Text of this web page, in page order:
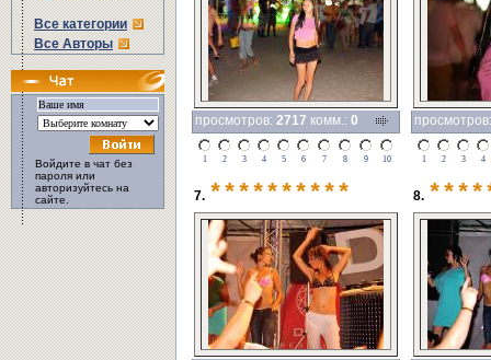
Все категории
Все Авторы
Войдите в чат без
пароля или
авторизуйтесь на
сайте.
просмотров: 2717 комм.: 0
1 2 3 4 5 6 7 8 9 10 1 2 3 4
7. ********** 8.